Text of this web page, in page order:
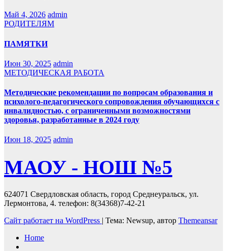
Май 4, 2026 admin
РОДИТЕЛЯМ
ПАМЯТКИ
Июн 30, 2025 admin
МЕТОДИЧЕСКАЯ РАБОТА
Методические рекомендации по вопросам образования и
психолого-педагогического сопровождения обучающихся с
инвалидностью, с ограниченными возможностями
здоровья, разработанные в 2024 году
Июн 18, 2025 admin
МАОУ - НОШ №5
624071 Свердловская область, город Среднеуральск, ул.
Лермонтова, 4. телефон: 8(34368)7-42-21
Сайт работает на WordPress | Тема: Newsup, автор Themeansar
Home